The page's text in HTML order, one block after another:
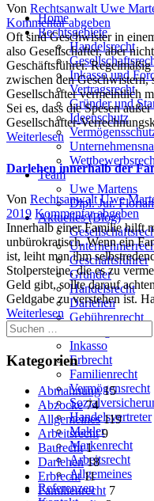
Home
Rechtsgebiete
Handelsrecht
Inkasso und
Vertragsrecht
Gründer und
Ideenschutz
Team
Uwe Martens
Dipl. Jur.
Aktuelles (Blog)
Geschäftsführer
Gründer
Handelsrecht
Darlehen
Gebührenrecht
Inkasso
Erbrecht
Familienrecht
Vermögensrecht
Handelsvertreter
Makler
Markenrecht
Arbeitsrecht
Allgemeines
Referenzen
Author
Von Rechtsanwalt Uwe
Kommentar abgeben
Oft sind Geschwister in
also Gesellschafter, aber
Geschäftsführer.
zwischen den Geschwistern,
Gesellschafter vermeintlich
Sei es, dass die Spesen
Gesellschafter-
Weiterlesen
Darlehen innerhalb der
Author
Von Rechtsanwalt Uwe
2019 Kommentar abgeben
Innerhalb einer Familie hilft
unbürokratisch. Wenn ein
ist, leiht man ihm
Stolpersteine, die es zu
Geld gibt, sollte darauf
Geldgabe zu verstehen ist.
Weiterlesen
Suchen
nach:
Kategorien
Abmahnung 15
Abzocke 74
Allgemeines 119
Arbeitsrecht 9
Baurecht 1
Darlehen 18
Erbrecht 11
Familienrecht 7